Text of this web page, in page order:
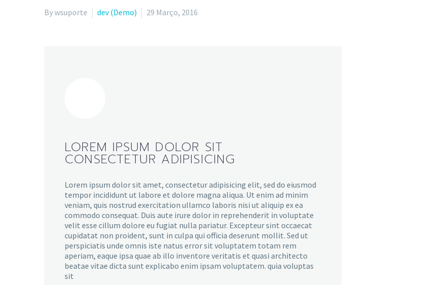
By wsuporte dev (Demo) 29 Março, 2016
LOREM IPSUM DOLOR SIT
CONSECTETUR ADIPISICING
Lorem ipsum dolor sit amet, consectetur adipisicing elit, sed do eiusmod
tempor incididunt ut labore et dolore magna aliqua. Ut enim ad minim
veniam, quis nostrud exercitation ullamco laboris nisi ut aliquip ex ea
commodo consequat. Duis aute irure dolor in reprehenderit in voluptate
velit esse cillum dolore eu fugiat nulla pariatur. Excepteur sint occaecat
cupidatat non proident, sunt in culpa qui officia deserunt mollit. Sed ut
perspiciatis unde omnis iste natus error sit voluptatem totam rem
aperiam, eaque ipsa quae ab illo inventore veritatis et quasi architecto
beatae vitae dicta sunt explicabo enim ipsam voluptatem. quia voluptas
sit